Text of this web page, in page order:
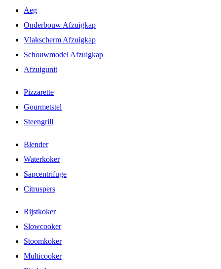
Aeg
Onderbouw Afzuigkap
Vlakscherm Afzuigkap
Schouwmodel Afzuigkap
Afzuigunit
Pizzarette
Gourmetstel
Steengrill
Blender
Waterkoker
Sapcentrifuge
Citruspers
Rijstkoker
Slowcooker
Stoomkoker
Multicooker